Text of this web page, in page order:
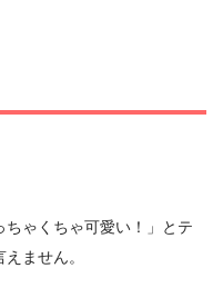
ゃくちゃ可愛い！」とテ
ません。